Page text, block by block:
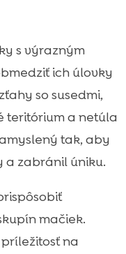
s výrazným
ich úlovky
so susedmi,
teritórium a netúla
tak, aby
a zabránil úniku.
mačiek.
na